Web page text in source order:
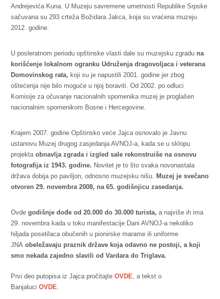
Andrejevića Kuna. U Muzeju savremene umetnosti Republike Srpske
sačuvana su 293 crteža Božidara Jakca, koja su vraćena muzeju
2012. godine.
U posleratnom periodu opštinske vlasti dale su muzejsku zgradu na
korišćenje lokalnom ogranku Udruženja dragovoljaca i veterana
Domovinskog rata, koji su je napustili 2001. godine jer zbog
oštećenja nije bilo moguće u njoj boraviti. Od 2002. po odluci
Komisije za očuvanje nacionalnih spomenika muzej je proglašen
nacionalnim spomenikom Bosne i Hercegovine.
Krajem 2007. godine Opštinsko veće Jajca osnovalo je Javnu
ustanovu Muzej drugog zasjedanja AVNOJ-a, kada se u sklopu
projektaobnavlja zgrada i izgled sale rekonstruiše na osnovu
fotografija iz 1943. godine. Novitet je to što svaka novonastala
država dobija po paviljon, odnosno muzejsku nišu. Muzej je svečano
otvoren 29. novembra 2008, na 65. godišnjicu zasedanja.
Ovdegodišnje dođe od 20.000 do 30.000 turista, a najviše ih ima
29. novembra kada u toku manifestacije Dani AVNOJ-a nekoliko
hiljada posetilaca obučenih u pionirske marame ili uniforme
JNAobeležavaju praznik države koja odavno ne postoji, a koji
smo nekada zajedno slavili od Vardara do Triglava.
Prvi deo putopisa iz Jajca pročitajteOVDE, a tekst o
BanjaluciOVDE.